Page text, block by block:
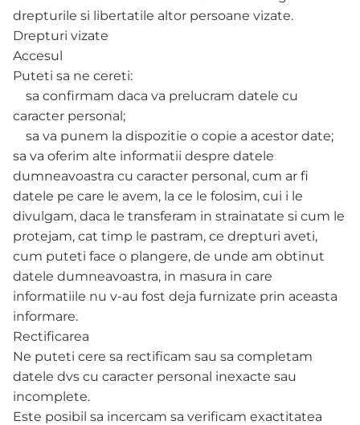
drepturile si libertatile altor persoane vizate.
Drepturi vizate
Accesul
Puteti sa ne cereti:
sa confirmam daca va prelucram datele cu
caracter personal;
sa va punem la dispozitie o copie a acestor date;
sa va oferim alte informatii despre datele
dumneavoastra cu caracter personal, cum ar fi
datele pe care le avem, la ce le folosim, cui i le
divulgam, daca le transferam in strainatate si cum le
protejam, cat timp le pastram, ce drepturi aveti,
cum puteti face o plangere, de unde am obtinut
datele dumneavoastra, in masura in care
informatiile nu v-au fost deja furnizate prin aceasta
informare.
Rectificarea
Ne puteti cere sa rectificam sau sa completam
datele dvs cu caracter personal inexacte sau
incomplete.
Este posibil sa incercam sa verificam exactitatea